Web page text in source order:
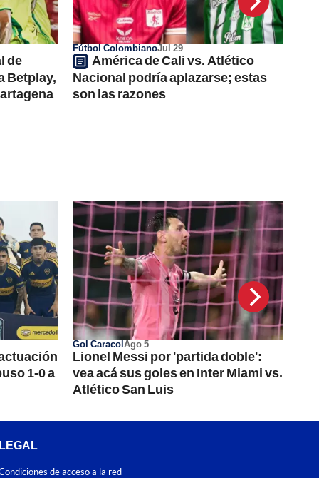
de
Betplay,
Fútbol ColombianoJul 29
América de Cali vs. Atlético
Nacional podría aplazarse; estas
son las razones
1-0 a
Gol CaracolAgo 5
Lionel Messi por 'partida doble':
vea acá sus goles en Inter Miami vs.
Atlético San Luis
de acceso a la red